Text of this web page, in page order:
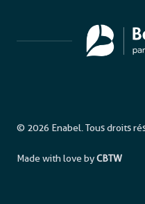
© 2026 Enabel. Tous droits
Made with love byCBTW